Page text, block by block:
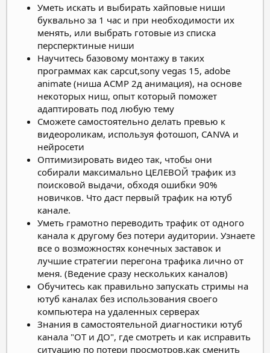
Уметь искать и выбирать хайповые ниши
буквально за 1 час и при необходимости их
менять, или выбрать готовые из списка
персперктиные ниши
Научитесь базовому монтажу в таких
программах как capcut,sony vegas 15, adobe
animate (ниша АСМР 2д анимация), на основе
некоторых ниш, опыт который поможет
адаптировать под любую тему
Сможете самостоятельно делать превью к
видеороликам, используя фотошоп, CANVA и
нейросети
Оптимизировать видео так, чтобы они
собирали максимально ЦЕЛЕВОЙ трафик из
поисковой выдачи, обходя ошибки 90%
новичков. Что даст первый трафик на ютуб
канале.
Уметь грамотно переводить трафик от одного
канала к другому без потери аудитории. Узнаете
все о возможностях конечных заставок и
лучшие стратегии перегона трафика лично от
меня. (Ведение сразу нескольких каналов)
Обучитесь как правильно запускать стримы на
ютуб каналах без использования своего
компьютера на удаленных серверах
Знания в самостоятельной диагностики ютуб
канала "ОТ и ДО", где смотреть и как исправить
ситуацию по потери просмотров,как сменить